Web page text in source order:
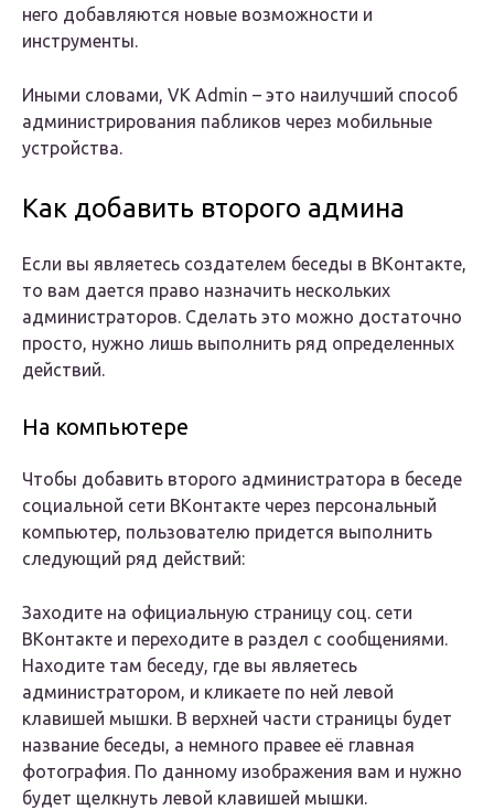
него добавляются новые возможности и
инструменты.
Иными словами, VK Admin – это наилучший способ
администрирования пабликов через мобильные
устройства.
Как добавить второго админа
Если вы являетесь создателем беседы в ВКонтакте,
то вам дается право назначить нескольких
администраторов. Сделать это можно достаточно
просто, нужно лишь выполнить ряд определенных
действий.
На компьютере
Чтобы добавить второго администратора в беседе
социальной сети ВКонтакте через персональный
компьютер, пользователю придется выполнить
следующий ряд действий:
Заходите на официальную страницу соц. сети
ВКонтакте и переходите в раздел с сообщениями.
Находите там беседу, где вы являетесь
администратором, и кликаете по ней левой
клавишей мышки. В верхней части страницы будет
название беседы, а немного правее её главная
фотография. По данному изображения вам и нужно
будет щелкнуть левой клавишей мышки.